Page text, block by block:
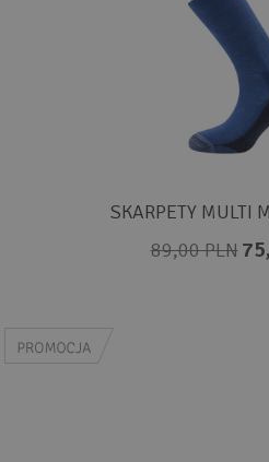
SKARPETY MULTI
89,00 PLN